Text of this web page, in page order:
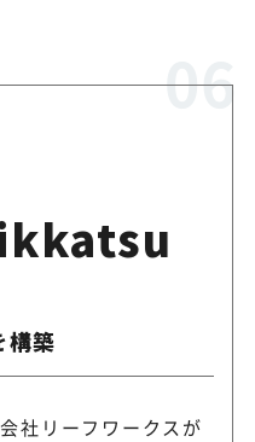
構築
社リーフワークスが